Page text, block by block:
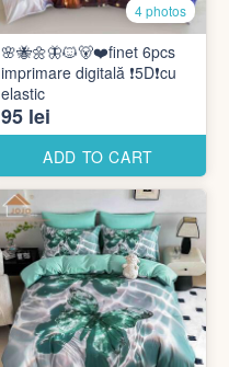
4 photos
🌸🐝🌼🦋🐱🐻❤️finet 6pcs
imprimare digitală ❗️5D❗️cu
elastic
95 lei
ADD TO CART